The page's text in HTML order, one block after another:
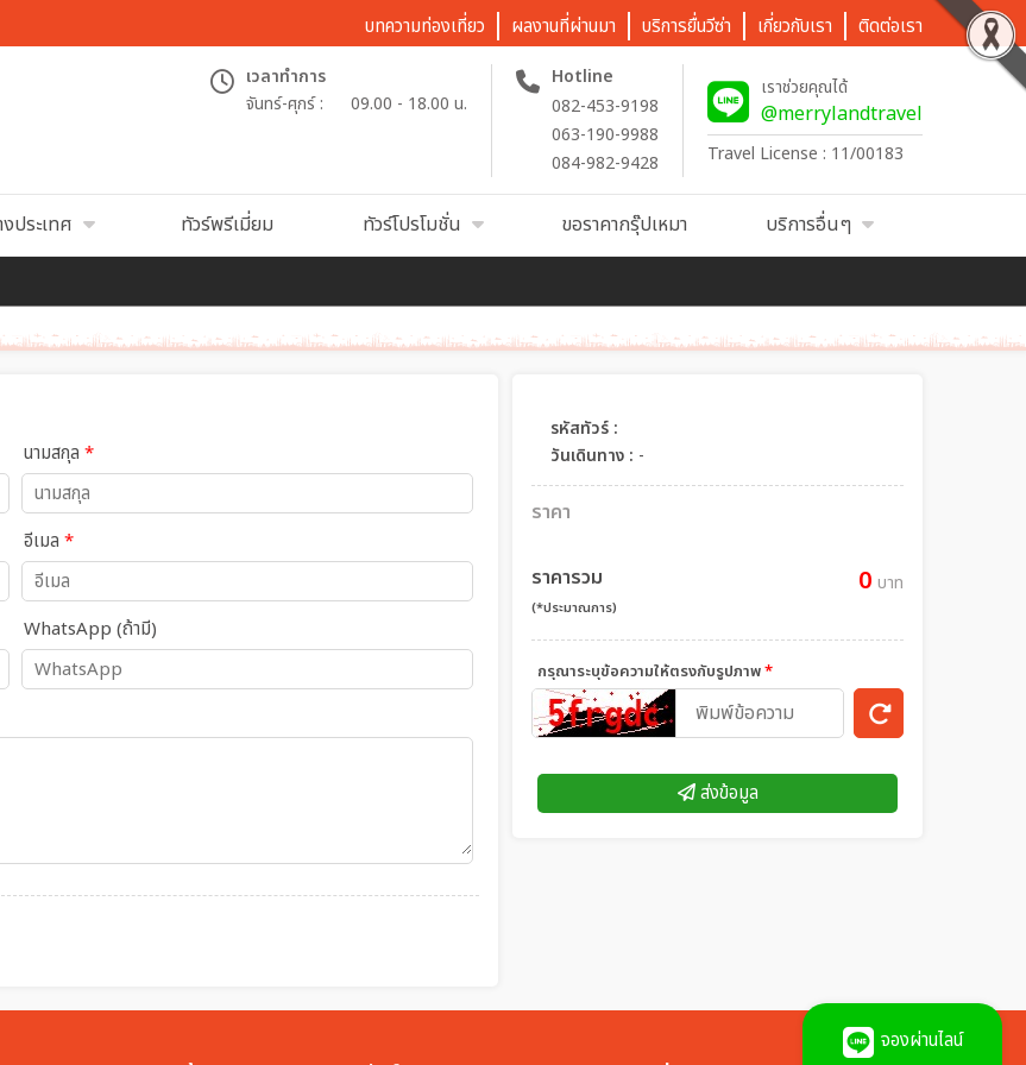
บทความท่องเที่ยว ผลงานที่ผ่านมา บริการยื่นวีซ่า เกี่ยวกับเรา ติดต่อเรา
เวลาทำการ
จันทร์-ศุกร์ :
09.00 - 18.00 น.
Hotline
082-453-9198
063-190-9988
084-982-9428
เราช่วยคุณได้
@merrylandtravel
Travel License : 11/00183
ประเทศ ทัวร์พรีเมี่ยม ทัวร์โปรโมชั่น ขอราคากรุ๊ปเหมา บริการอื่นๆ
นามสกุล *
อีเมล *
WhatsApp (ถ้ามี)
รหัสทัวร์ :
วันเดินทาง : -
ราคา
ราคารวม
(*ประมาณการ)
0 บาท
กรุณาระบุข้อความให้ตรงกับรูปภาพ*
ส่งข้อมูล
จองผ่านไลน์